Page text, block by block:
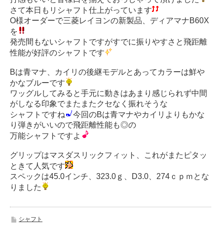
さて本日もリシャフト仕上がっています
O様オーダーで三菱レイヨンの新製品、ディアマナB60X
を
発売間もないシャフトですがすでに振りやすさと飛距離
性能が好評のシャフトです
Bは青マナ、カイリの後継モデルとあってカラーは鮮や
かなブルーです
ワッグルしてみると手元に動きはあまり感じられず中間
がしなる印象でまたまたクセなく振れそうな
シャフトですね
今回のBは青マナやカイリよりもかな
り弾きがいいので飛距離性能も◎の
万能シャフトですよ
グリップはマスダスリックフィット、これがまたピタッ
ときて人気です
スペックは45.0インチ、323.0ｇ、D3.0、274ｃｐｍとな
りました
シャフト